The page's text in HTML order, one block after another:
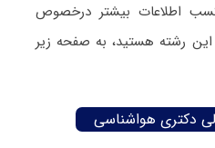
اطلاعات بیشتر درخصوص
این رشته هستید، به صفحه زیر
دکتری هواشناسی